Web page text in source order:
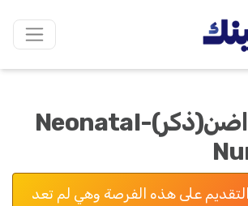
ممرض حواضن(ذكر)-Neonatal
التقديم على هذه الفرصة وهي لم تعد